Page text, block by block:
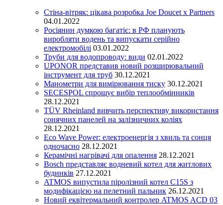
Стіна-вітряк: цікава розробка Joe Doucet x Partners
04.01.2022
Росіянин думкою багатіє: в РФ планують
виробляти водень та випускати серійно
електромобілі 03.01.2022
Труби для водопроводу: види 02.01.2022
UPONOR представив новий розширювальний
інструмент для труб 30.12.2021
Манометри для вимірювання тиску 30.12.2021
SECESPOL спрощує вибір теплообмінників
28.12.2021
TÜV Rheinland вивчить перспективу використання
сонячних панелей на залізничних коліях
28.12.2021
Eco Wave Power: електроенергія з хвиль та сонця
одночасно 28.12.2021
Керамічні нагрівачі для опалення 28.12.2021
Bosch представляє водневий котел для житлових
будинків 27.12.2021
ATMOS випустила піролізний котел C15S з
модифікацією на пелетний пальник 26.12.2021
Новий еквітермальний контролер ATMOS ACD 03